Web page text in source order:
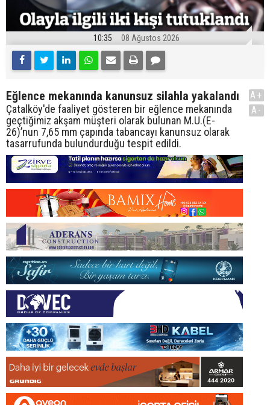
10:35 08 Ağustos 2026
Eğlence mekanında kanunsuz silahla yakalandı
Çatalköy'de faaliyet gösteren bir eğlence mekanında
geçtiğimiz akşam müşteri olarak bulunan M.U.(E-
26)’nun 7,65 mm çapında tabancayı kanunsuz olarak
tasarrufunda bulundurduğu tespit edildi.
A+
A-